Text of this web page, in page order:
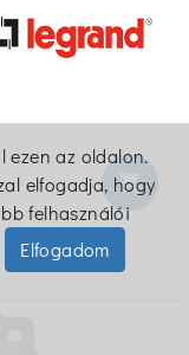
shopping_cart
ezen az oldalon.
elfogadja, hogy
felhasználói
Elfogadom